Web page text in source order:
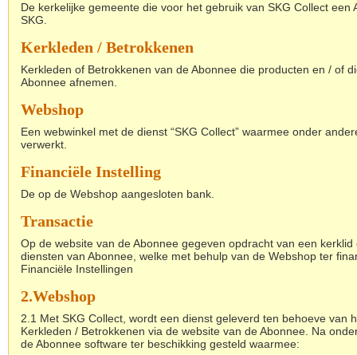
De kerkelijke gemeente die voor het gebruik van SKG Collect
SKG.
Kerkleden / Betrokkenen
Kerkleden of Betrokkenen van de Abonnee die producten en / of
Abonnee afnemen.
Webshop
Een webwinkel met de dienst “SKG Collect” waarmee onder
verwerkt.
Financiële Instelling
De op de Webshop aangesloten bank.
Transactie
Op de website van de Abonnee gegeven opdracht van een
diensten van Abonnee, welke met behulp van de Webshop ter
Financiële Instellingen
2.Webshop
2.1 Met SKG Collect, wordt een dienst geleverd ten behoeve van
Kerkleden / Betrokkenen via de website van de Abonnee. Na
de Abonnee software ter beschikking gesteld waarmee: